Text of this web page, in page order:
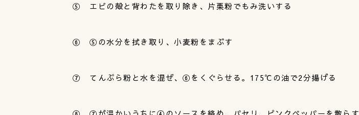
⑤ エビの殻と背わたを取り除き、片栗粉でもみ洗いする
⑥ ⑤の水分を拭き取り、小麦粉をまぶす
⑦ てんぷら粉と水を混ぜ、⑥をくぐらせる。175℃の油で2分揚げる